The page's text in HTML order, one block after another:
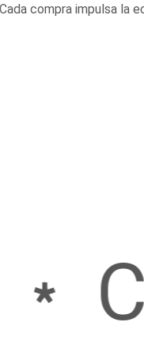
compra impulsa la